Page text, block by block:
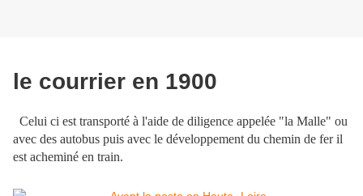
le courrier en 1900
Celui ci est transporté à l'aide de diligence appelée "la Malle" ou
avec des autobus puis avec le développement du chemin de fer il
est acheminé en train.